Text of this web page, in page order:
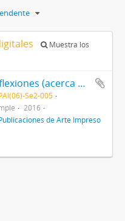
Muestra los
Gradientes, o reflexiones (acerca de la naturaleza del tiempo)
Se2-005
2016
de Arte Impreso